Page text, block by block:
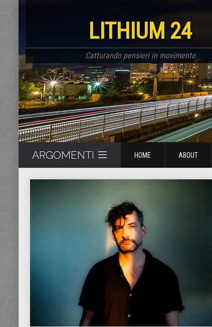
LITHIUM 24
Catturando pensieri in movimento
ARGOMENTI HOME ABOUT